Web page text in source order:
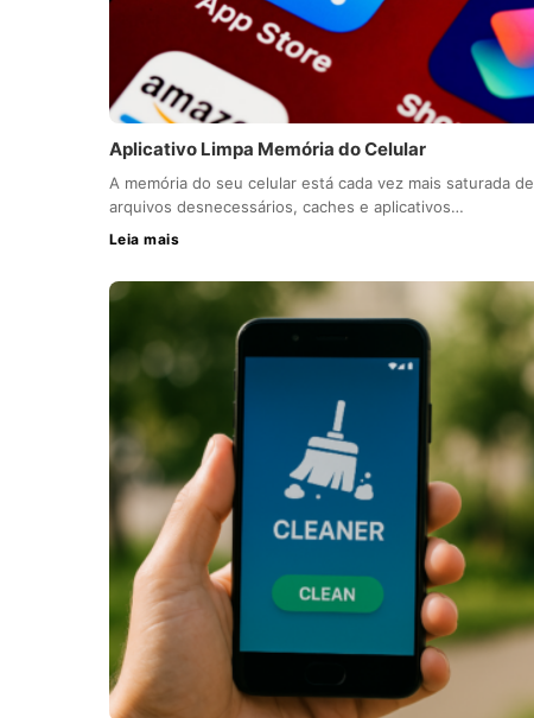
Aplicativo Limpa Memória do Celular
A memória do seu celular está cada vez mais saturada de
arquivos desnecessários, caches e aplicativos…
Leia mais